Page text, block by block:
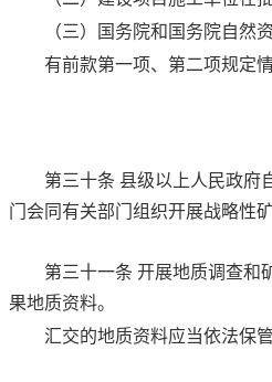
（三）国务院和国务院自然
有前款第一项、第二项规定
第三十条 县级以上人民政府
门会同有关部门组织开展战略性
第三十一条 开展地质调查和
果地质资料。
汇交的地质资料应当依法保